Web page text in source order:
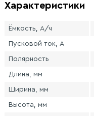
Характеристики
Ёмкость, А/ч
Пусковой ток, А
Полярность
Длина, мм
Ширина, мм
Высота, мм